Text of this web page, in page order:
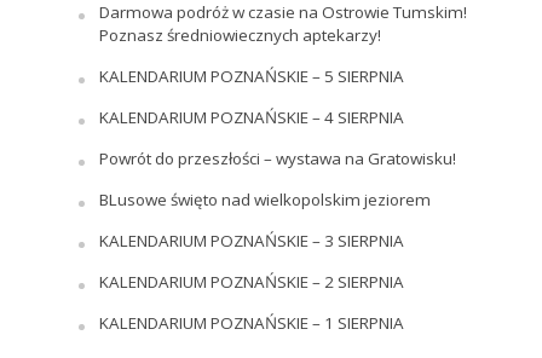
Darmowa podróż w czasie na Ostrowie Tumskim!
Poznasz średniowiecznych aptekarzy!
KALENDARIUM POZNAŃSKIE – 5 SIERPNIA
KALENDARIUM POZNAŃSKIE – 4 SIERPNIA
Powrót do przeszłości – wystawa na Gratowisku!
BLusowe święto nad wielkopolskim jeziorem
KALENDARIUM POZNAŃSKIE – 3 SIERPNIA
KALENDARIUM POZNAŃSKIE – 2 SIERPNIA
KALENDARIUM POZNAŃSKIE – 1 SIERPNIA